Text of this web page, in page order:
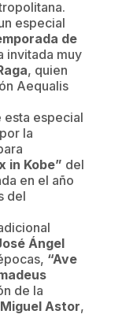
.
especial
de
invitada muy
, quien
Aequalis
esta especial
la
in Kobe” del
en el año
del
Ángel
“Ave
de la
Astor,